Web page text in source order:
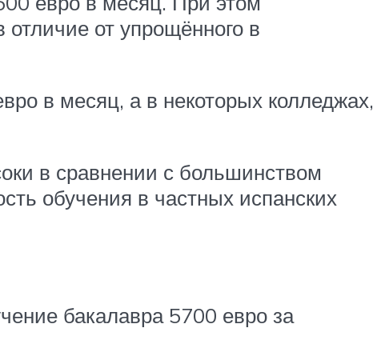
от упрощённого в
в месяц, а в некоторых колледжах,
в сравнении с большинством
обучения в частных испанских
бакалавра 5700 евро за